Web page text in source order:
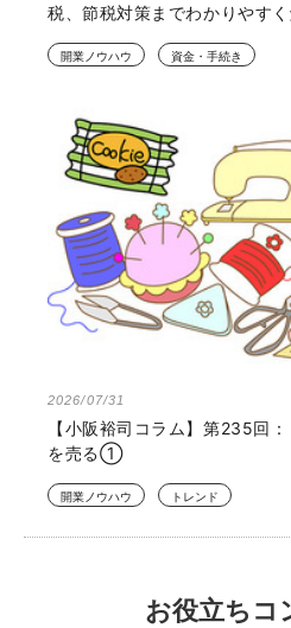
税、節税対策までわかりやすく
開業ノウハウ 資金・手続き
2026/07/31
【小阪裕司コラム】第235回
を売る①
開業ノウハウ トレンド
お役立ちコ